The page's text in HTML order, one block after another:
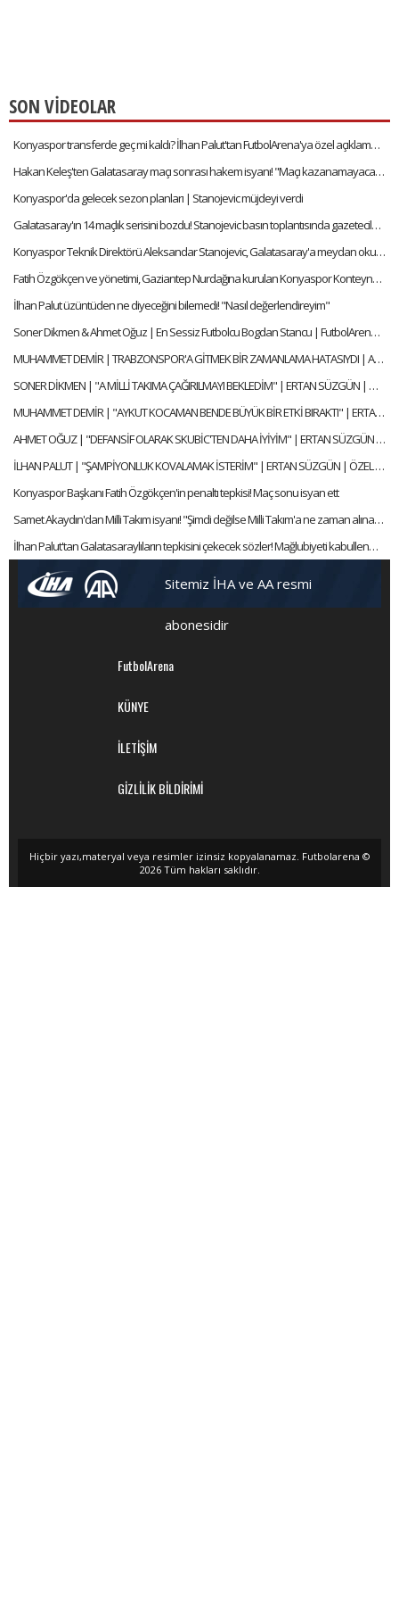
SON VİDEOLAR
Konyaspor transferde geç mi kaldı? İlhan Palut'tan FutbolArena'ya özel açıklamalar
Hakan Keleş'ten Galatasaray maçı sonrası hakem isyanı! "Maçı kazanamayacağımızı anladık"
Konyaspor'da gelecek sezon planları | Stanojevic müjdeyi verdi
Galatasaray'ın 14 maçlık serisini bozdu! Stanojevic basın toplantısında gazetecilerle şakalaştı
Konyaspor Teknik Direktörü Aleksandar Stanojevic, Galatasaray'a meydan okudu!
Fatih Özgökçen ve yönetimi, Gaziantep Nurdağına kurulan Konyaspor Konteyner Kentini ziyaret etti
İlhan Palut üzüntüden ne diyeceğini bilemedi! "Nasıl değerlendireyim"
Soner Dikmen & Ahmet Oğuz | En Sessiz Futbolcu Bogdan Stancu | FutbolArena Quiz
MUHAMMET DEMİR | TRABZONSPOR'A GİTMEK BİR ZAMANLAMA HATASIYDI | AYKIRI SORULAR BELEK ÖZEL
SONER DİKMEN | "A MİLLİ TAKIMA ÇAĞIRILMAYI BEKLEDİM" | ERTAN SÜZGÜN | ÖZEL RÖPORTAJ
MUHAMMET DEMİR | "AYKUT KOCAMAN BENDE BÜYÜK BİR ETKİ BIRAKTI" | ERTAN SÜZGÜN | ÖZEL RÖPORTAJ
AHMET OĞUZ | "DEFANSİF OLARAK SKUBİC'TEN DAHA İYİYİM" | ERTAN SÜZGÜN | ÖZEL RÖPORTAJ
İLHAN PALUT | "ŞAMPİYONLUK KOVALAMAK İSTERİM" | ERTAN SÜZGÜN | ÖZEL RÖPORTAJ
Konyaspor Başkanı Fatih Özgökçen'in penaltı tepkisi! Maç sonu isyan ett
Samet Akaydın'dan Milli Takım isyanı! "Şimdi değilse Milli Takım'a ne zaman alınacağım?"
İlhan Palut'tan Galatasaraylıların tepkisini çekecek sözler! Mağlubiyeti kabullenmedi ve isyan etti!
Sitemiz İHA ve AA resmi
abonesidir
FutbolArena
KÜNYE
İLETİŞİM
GİZLİLİK BİLDİRİMİ
Hiçbir yazı,materyal veya resimler izinsiz kopyalanamaz. Futbolarena ©
2026 Tüm hakları saklıdır.